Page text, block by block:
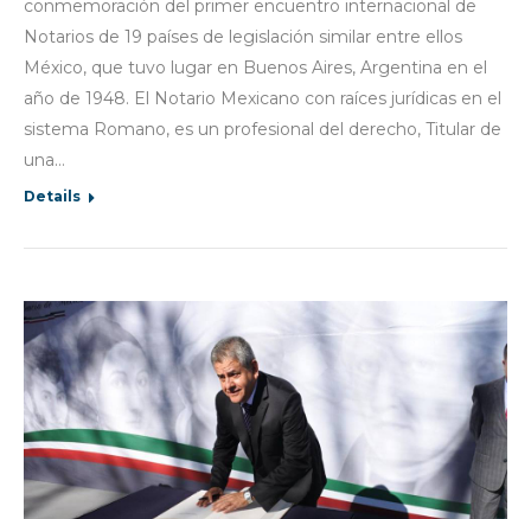
conmemoración del primer encuentro internacional de
Notarios de 19 países de legislación similar entre ellos
México, que tuvo lugar en Buenos Aires, Argentina en el
año de 1948. El Notario Mexicano con raíces jurídicas en el
sistema Romano, es un profesional del derecho, Titular de
una…
Details